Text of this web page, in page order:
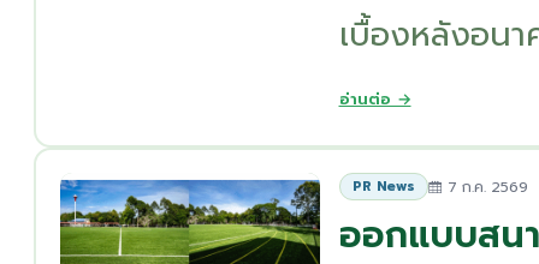
เบื้องหลังอนา
อ่านต่อ →
PR News 7 ก.ค. 2569
ออกแบบสน